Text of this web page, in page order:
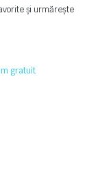
și urmărește
gratuit